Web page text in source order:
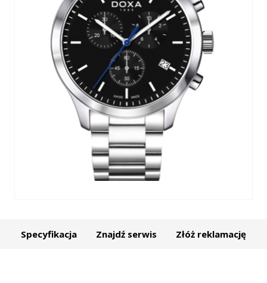
Specyfikacja Znajdź serwis Złóż reklamację